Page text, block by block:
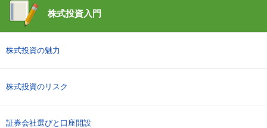
株式投資入門
株式投資の魅力
株式投資のリスク
証券会社選びと口座開設